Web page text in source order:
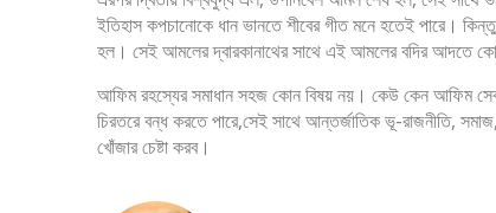
ইতিহাস কপচানোকে ধান ভানতে শীবের গীত মনে হতেই পারে।
হল। সেই আমলের দ্বারকানাথের সাথে এই আমলের বদির আদতে
আফিম রহস্যের সমাধান সহজ কোন বিষয় নয়। কেউ কেন আফিম
চিরতরে বন্ধ করতে পারে,সেই সাথে আন্তর্জাতিক ভূ-রাজনীতি,
খোঁজার চেষ্টা করব।